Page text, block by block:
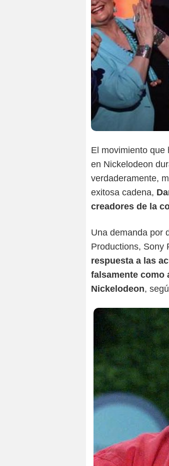
El movimiento que
en Nickelodeon
verdaderamente,
exitosa cadena,
creadores de la
Una demanda por
Productions, Sony
respuesta a las
falsamente como
Nickelodeon,